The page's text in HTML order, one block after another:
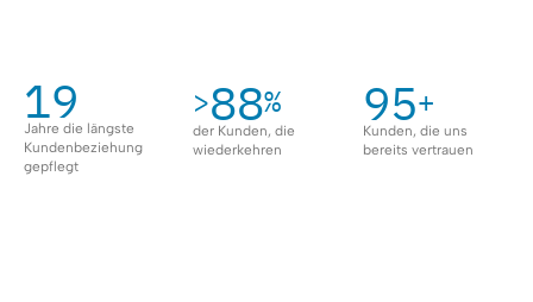
19
Jahre die längste
Kundenbeziehung
gepflegt
>90%
der Kunden, die
wiederkehren
99+
Kunden, die uns
bereits vertrauen